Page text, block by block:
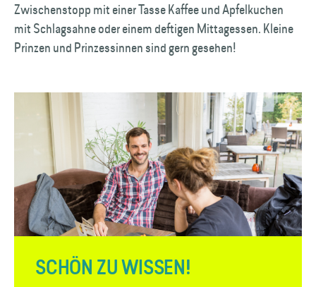
Zwischenstopp mit einer Tasse Kaffee und Apfelkuchen
mit Schlagsahne oder einem deftigen Mittagessen. Kleine
Prinzen und Prinzessinnen sind gern gesehen!
SCHÖN ZU WISSEN!